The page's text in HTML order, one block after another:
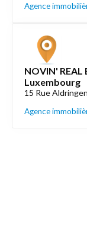
Agence
NOVIN' REAL
Luxembourg
15 Rue
Agence